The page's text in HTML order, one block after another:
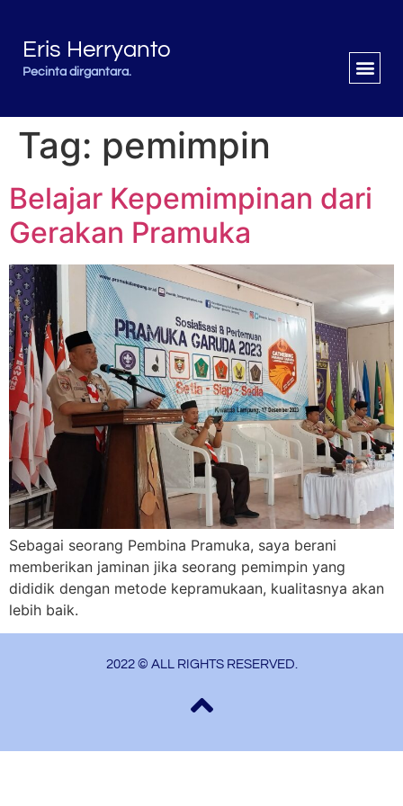
Eris Herryanto
Pecinta dirgantara.
Tag: pemimpin
Belajar Kepemimpinan dari
Gerakan Pramuka
Sebagai seorang Pembina Pramuka, saya berani
memberikan jaminan jika seorang pemimpin yang
dididik dengan metode kepramukaan, kualitasnya akan
lebih baik.
2022 © ALL RIGHTS RESERVED.